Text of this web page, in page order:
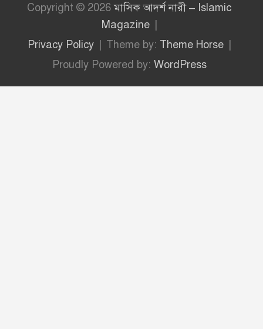
Copyright © 2026মাসিক আদর্শ নারী – Islamic
Magazine
Privacy Policy
Theme by: Theme Horse
Proudly Powered by: WordPress